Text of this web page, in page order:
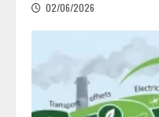
02/06/2026